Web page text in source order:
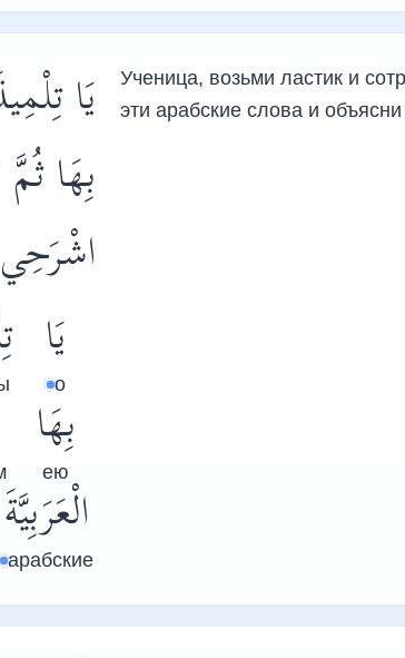
يَا
بِهَا
اشْرَحِي
يَا
о
بِهَا
ею
الْعَرَبِيَّةَ
арабские
Ученица, возьми ластик и
эти арабские слова и